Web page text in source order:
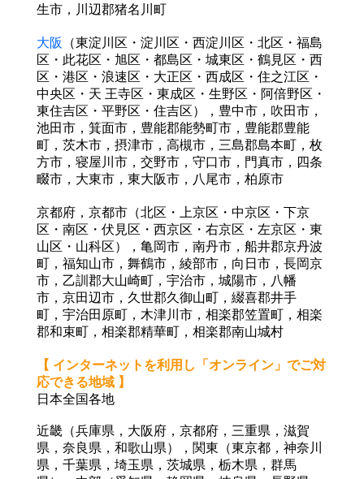
生市，川辺郡猪名川町
大阪
（東淀川区・淀川区・西淀川区・北区・福島
区・此花区・旭区・都島区・城東区・鶴見区・西
区・港区・浪速区・大正区・西成区・住之江区・
中央区・天 王寺区・東成区・生野区・阿倍野区・
東住吉区・平野区・住吉区），豊中市，吹田市，
池田市，箕面市，豊能郡能勢町市，豊能郡豊能
町，茨木市，摂津市，高槻市，三島郡島本町，枚
方市，寝屋川市，交野市，守口市，門真市，四条
畷市，大東市，東大阪市，八尾市，柏原市
京都府，京都市（北区・上京区・中京区・下京
区・南区・伏見区・西京区・右京区・左京区・東
山区・山科区），亀岡市， 南丹市， 船井郡京丹波
町，福知山市，舞鶴市，綾部市，向日市， 長岡京
市， 乙訓郡大山崎町，宇治市， 城陽市， 八幡
市， 京田辺市， 久世郡久御山町， 綴喜郡井手
町， 宇治田原町，木津川市， 相楽郡笠置町，相楽
郡和束町，相楽郡精華町，相楽郡南山城村
【 インターネットを利用し「オンライン」でご対
応できる地域 】
日本全国各地
近畿（兵庫県，大阪府，京都府，三重県，滋賀
県，奈良県，和歌山県），関東（東京都，神奈川
県，千葉県，埼玉県，茨城県，栃木県，群馬